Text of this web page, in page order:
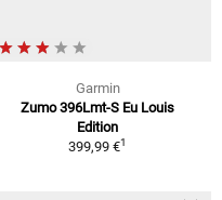
Garmin
Zumo 396Lmt-S Eu Louis
Edition
399,99 €1